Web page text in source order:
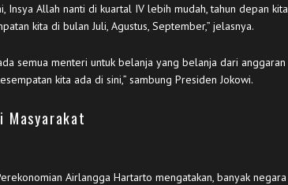
Insya Allah nanti di kuartal IV lebih mudah, tahun depan kita
kita di bulan Juli, Agustus, September,” jelasnya.
semua menteri untuk belanja yang belanja dari anggaran
kita ada di sini,” sambung Presiden Jokowi.
Masyarakat
Airlangga Hartarto mengatakan, banyak negara